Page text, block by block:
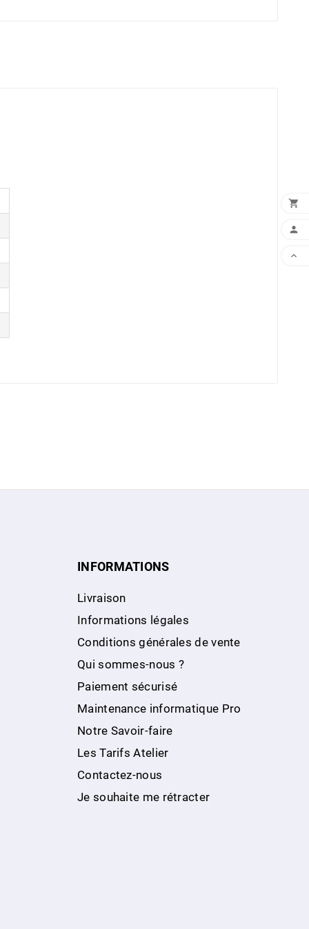
INFORMATIONS
Livraison
Informations légales
Conditions générales de vente
Qui sommes-nous ?
Paiement sécurisé
Maintenance informatique Pro
Notre Savoir-faire
Les Tarifs Atelier
Contactez-nous
Je souhaite me rétracter


